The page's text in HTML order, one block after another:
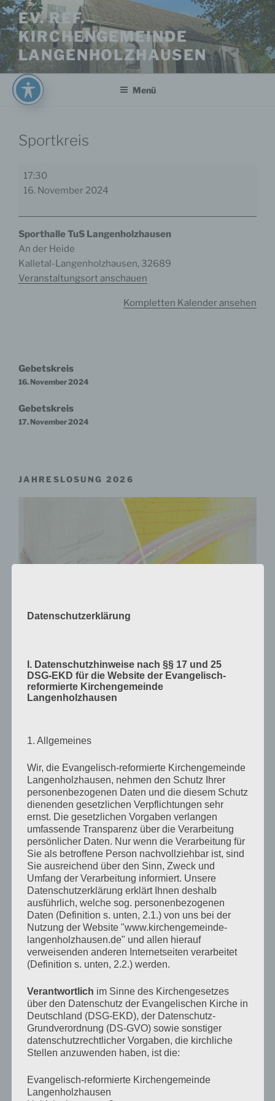
Zum
Inhalt
springen
EV. REF.
KIRCHENGEMEINDE
LANGENHOLZHAUSEN
Menü
Sportkreis
Sportkreis
17:30
16. November 2024
Sporthalle TuS Langenholzhausen
An der Heide
Kalletal-Langenholzhausen, 32689
Veranstaltungsort anschauen
Kompletten Kalender ansehen
Gebetskreis
16. November 2024
Gebetskreis
17. November 2024
JAHRESLOSUNG 2026
Verlag am Birnbach– Motiv von Stefanie Bahlinger,
Mössingen
KALENDER
Veranstaltungen im August 2026
MoMontag
DiDienstag
MiMittwoch
DoDonnerstag
FrFreitag
Sa Samstag
2727.
2026
2828.
2026
2929.
2026
3030.
2026
31
2026
2026
August
2026
August
2026
August
2026
August
2026
August
2026
August
2026
2026
1010.
August
2026
1111.
August
2026
12 12.
August
2026
1313.
August
2026
1414.
August
2026
1515.
August
2026
August
1717.
August
2026
1818.
August
2026
1919.
August
2026
2020.
August
2026
2121.
August
2026
2222.
August
2026
2323.
2424.
August
2026
2525.
August
2026
2626.
August
2026
2727.
August
2026
2828.
August
2026
2929.
August
31
August
1.
September
22.
September
3
September
4.
September
55.
TAGESLOSUNG
Datenschutzerklärung
I. Datenschutzhinweise nach §§ 17 und 25
DSG-EKD für die Website der Evangelisch-
reformierte Kirchengemeinde
Langenholzhausen
1. Allgemeines
Wir, die Evangelisch-reformierte Kirchengemeinde
Langenholzhausen, nehmen den Schutz Ihrer
personenbezogenen Daten und die diesem Schutz
dienenden gesetzlichen Verpflichtungen sehr
ernst. Die gesetzlichen Vorgaben verlangen
umfassende Transparenz über die Verarbeitung
persönlicher Daten. Nur wenn die Verarbeitung für
Sie als betroffene Person nachvollziehbar ist, sind
Sie ausreichend über den Sinn, Zweck und
Umfang der Verarbeitung informiert. Unsere
Datenschutzerklärung erklärt Ihnen deshalb
ausführlich, welche sog. personenbezogenen
Daten (Definition s. unten, 2.1.) von uns bei der
Nutzung der Website "www.kirchengemeinde-
langenholzhausen.de" und allen hierauf
verweisenden anderen Internetseiten verarbeitet
(Definition s. unten, 2.2.) werden.
Verantwortlich im Sinne des Kirchengesetzes
über den Datenschutz der Evangelischen Kirche in
Deutschland (DSG-EKD), der Datenschutz-
Grundverordnung (DS-GVO) sowie sonstiger
datenschutzrechtlicher Vorgaben, die kirchliche
Stellen anzuwenden haben, ist die:
Evangelisch-reformierte Kirchengemeinde
Langenholzhausen